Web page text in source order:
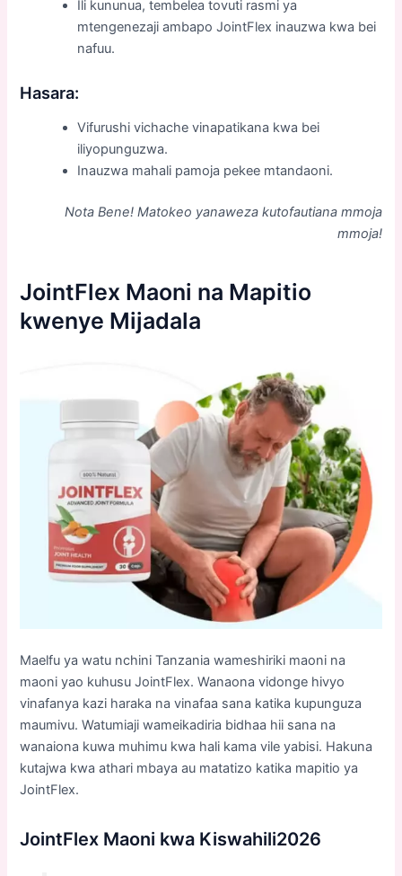
Ili kununua, tembelea tovuti rasmi ya
mtengenezaji ambapo JointFlex inauzwa kwa bei
nafuu.
Hasara:
Vifurushi vichache vinapatikana kwa bei
iliyopunguzwa.
Inauzwa mahali pamoja pekee mtandaoni.
Nota Bene! Matokeo yanaweza kutofautiana mmoja
mmoja!
JointFlex Maoni na Mapitio
kwenye Mijadala
Maelfu ya watu nchini Tanzania wameshiriki maoni na
maoni yao kuhusu JointFlex. Wanaona vidonge hivyo
vinafanya kazi haraka na vinafaa sana katika kupunguza
maumivu. Watumiaji wameikadiria bidhaa hii sana na
wanaiona kuwa muhimu kwa hali kama vile yabisi. Hakuna
kutajwa kwa athari mbaya au matatizo katika mapitio ya
JointFlex.
JointFlex Maoni kwa Kiswahili2026